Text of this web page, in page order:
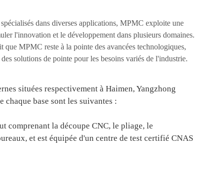
dans diverses applications, MPMC exploite une
l'innovation et le développement dans plusieurs domaines.
que MPMC reste à la pointe des avancées technologiques,
solutions de pointe pour les besoins variés de l'industrie.
situées respectivement à Haimen, Yangzhong
base sont les suivantes :
comprenant la découpe CNC, le pliage, le
et est équipée d'un centre de test certifié CNAS